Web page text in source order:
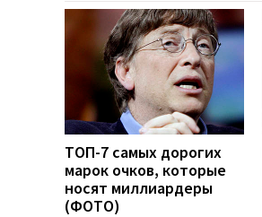
ТОП-7 самых дорогих
марок очков, которые
носят миллиардеры
(ФОТО)